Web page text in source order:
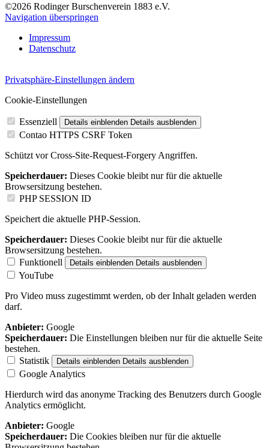
©2026 Rodinger Burschenverein 1883 e.V.
Navigation überspringen
Impressum
Datenschutz
Privatsphäre-Einstellungen ändern
Cookie-Einstellungen
Essenziell Details einblenden Details ausblenden
Contao HTTPS CSRF Token
Schützt vor Cross-Site-Request-Forgery Angriffen.
Speicherdauer: Dieses Cookie bleibt nur für die aktuelle
Browsersitzung bestehen.
PHP SESSION ID
Speichert die aktuelle PHP-Session.
Speicherdauer: Dieses Cookie bleibt nur für die aktuelle
Browsersitzung bestehen.
Funktionell
Details einblenden Details ausblenden
YouTube
Pro Video muss zugestimmt werden, ob der Inhalt geladen werden
darf.
Anbieter: Google
Speicherdauer: Die Einstellungen bleiben nur für die aktuelle Seite
bestehen.
Statistik
Details einblenden Details ausblenden
Google Analytics
Hierdurch wird das anonyme Tracking des Benutzers durch Google
Analytics ermöglicht.
Anbieter: Google
Speicherdauer: Die Cookies bleiben nur für die aktuelle